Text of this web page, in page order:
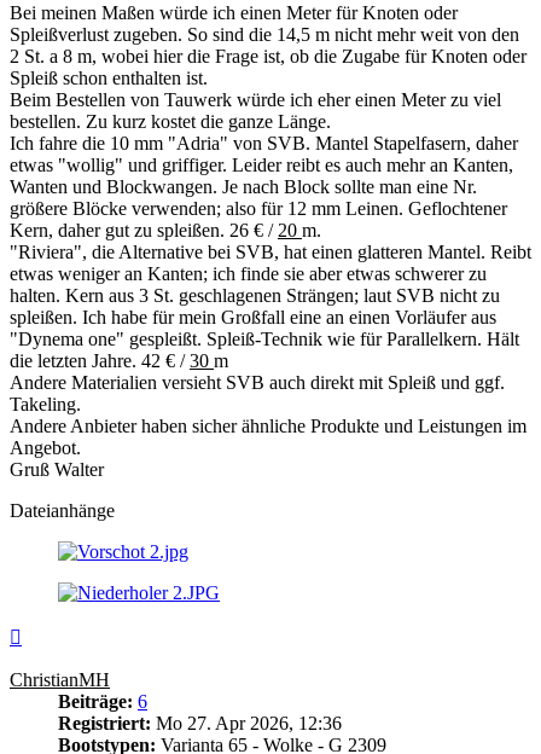
Bei meinen Maßen würde ich einen Meter für Knoten oder
Spleißverlust zugeben. So sind die 14,5 m nicht mehr weit von den
2 St. a 8 m, wobei hier die Frage ist, ob die Zugabe für Knoten oder
Spleiß schon enthalten ist.
Beim Bestellen von Tauwerk würde ich eher einen Meter zu viel
bestellen. Zu kurz kostet die ganze Länge.
Ich fahre die 10 mm "Adria" von SVB. Mantel Stapelfasern, daher
etwas "wollig" und griffiger. Leider reibt es auch mehr an Kanten,
Wanten und Blockwangen. Je nach Block sollte man eine Nr.
größere Blöcke verwenden; also für 12 mm Leinen. Geflochtener
Kern, daher gut zu spleißen. 26 € / 20 m.
"Riviera", die Alternative bei SVB, hat einen glatteren Mantel. Reibt
etwas weniger an Kanten; ich finde sie aber etwas schwerer zu
halten. Kern aus 3 St. geschlagenen Strängen; laut SVB nicht zu
spleißen. Ich habe für mein Großfall eine an einen Vorläufer aus
"Dynema one" gespleißt. Spleiß-Technik wie für Parallelkern. Hält
die letzten Jahre. 42 € /30 m
Andere Materialien versieht SVB auch direkt mit Spleiß und ggf.
Takeling.
Andere Anbieter haben sicher ähnliche Produkte und Leistungen im
Angebot.
Gruß Walter
Dateianhänge
ChristianMH
Beiträge: 6
Registriert: Mo 27. Apr 2026, 12:36
Bootstypen: Varianta 65 - Wolke - G 2309